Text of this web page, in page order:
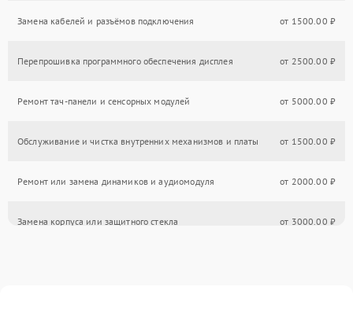
Замена кабелей и разъёмов подключения от 1500.00 ₽
Перепрошивка программного обеспечения дисплея от 2500.00 ₽
Ремонт тач-панели и сенсорных модулей от 5000.00 ₽
Обслуживание и чистка внутренних механизмов и платы от 1500.00 ₽
Ремонт или замена динамиков и аудиомодуля от 2000.00 ₽
Замена корпуса или защитного стекла от 3000.00 ₽